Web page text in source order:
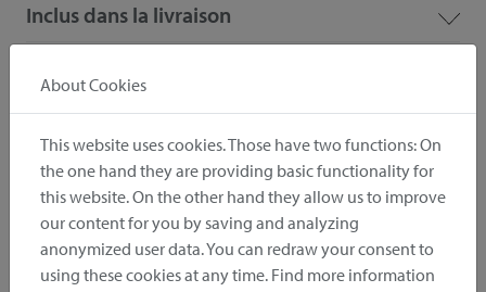
Choisissez votre couleur
Inclus dans la livraison
Tous les détails
About Cookies
This website uses cookies. Those have two functions: On
the one hand they are providing basic functionality for
this website. On the other hand they allow us to improve
our content for you by saving and analyzing
anonymized user data. You can redraw your consent to
using these cookies at any time. Find more information